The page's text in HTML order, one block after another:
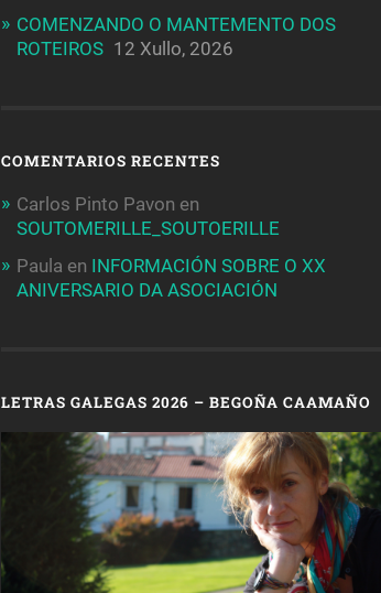
COMENZANDO O MANTEMENTO DOS
ROTEIROS 12 Xullo, 2026
COMENTARIOS RECENTES
Carlos Pinto Pavon en
SOUTOMERILLE_SOUTOERILLE
Paula en INFORMACIÓN SOBRE O XX
ANIVERSARIO DA ASOCIACIÓN
LETRAS GALEGAS 2026 – BEGOÑA CAAMAÑO